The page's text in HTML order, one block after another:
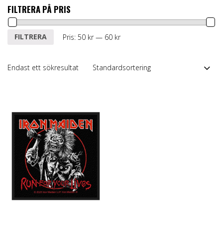
FILTRERA PÅ PRIS
Min
MaxFILTRERA Pris: 50 kr— 60 kr
Endast ett sökresultat